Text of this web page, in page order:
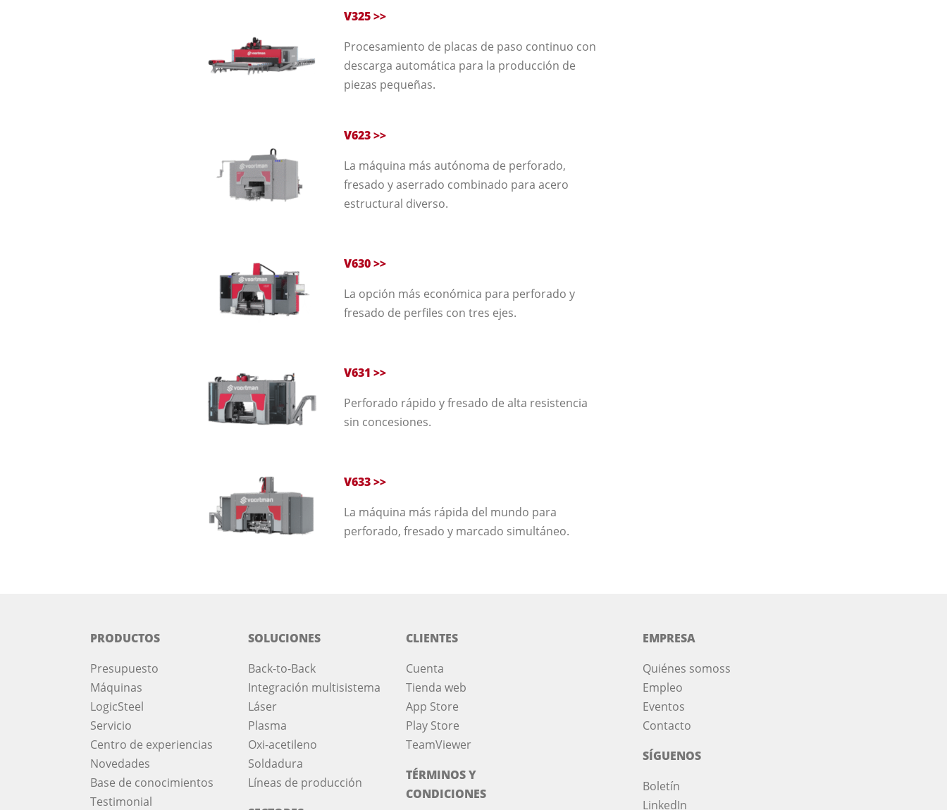
V325 >>
Procesamiento de placas de paso continuo con
descarga automática para la producción de
piezas pequeñas.
V623 >>
La máquina más autónoma de perforado,
fresado y aserrado combinado para acero
estructural diverso.
V630 >>
La opción más económica para perforado y
fresado de perfiles con tres ejes.
V631 >>
Perforado rápido y fresado de alta resistencia
sin concesiones.
V633 >>
La máquina más rápida del mundo para
perforado, fresado y marcado simultáneo.
PRODUCTOS
Presupuesto
Máquinas
LogicSteel
Servicio
Centro de experiencias
Novedades
Base de conocimientos
Testimonial
SOLUCIONES
Back-to-Back
Integración multisistema
Láser
Plasma
Oxi-acetileno
Soldadura
Líneas de producción
CLIENTES
Cuenta
Tienda web
App Store
Play Store
TeamViewer
TÉRMINOS Y
CONDICIONES
EMPRESA
Quiénes somoss
Empleo
Eventos
Contacto
SÍGUENOS
Boletín
LinkedIn